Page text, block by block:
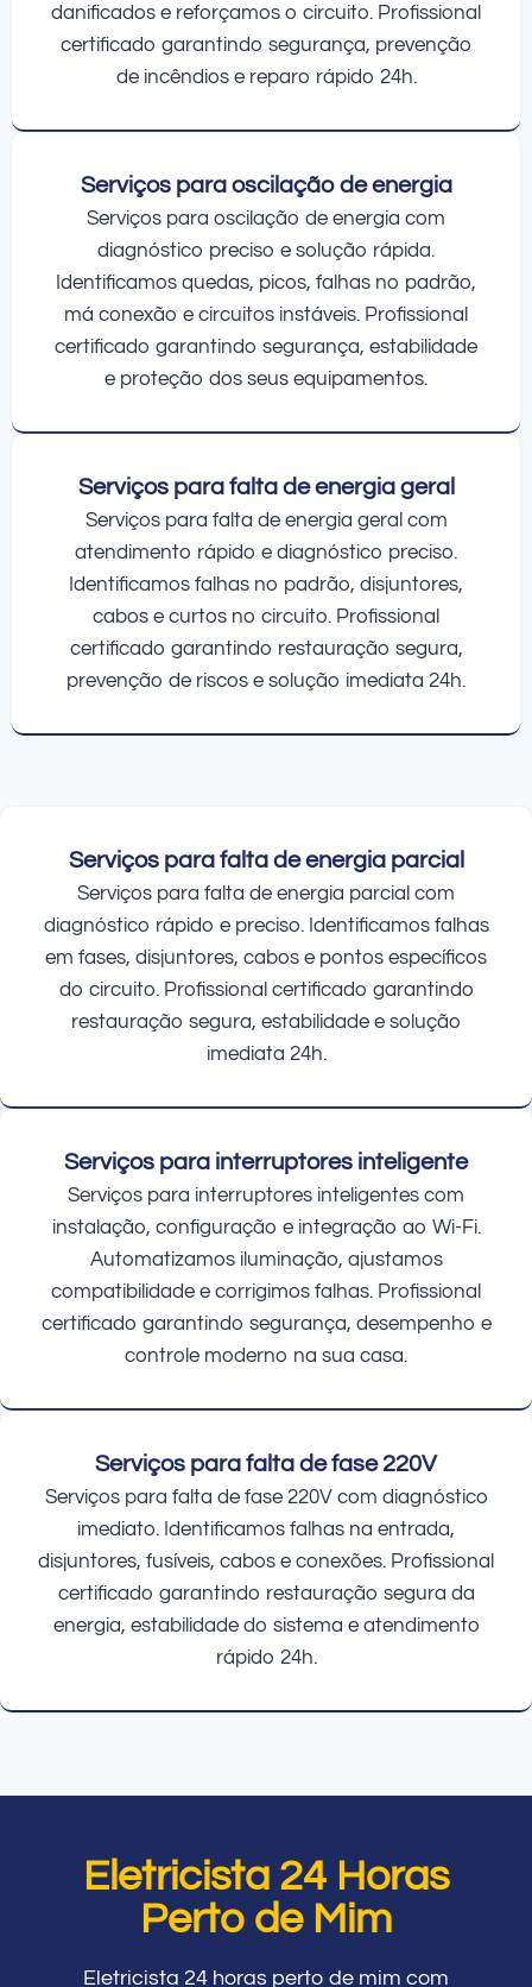
danificados e reforçamos o circuito. Profissional
certificado garantindo segurança, prevenção
de incêndios e reparo rápido 24h.
Serviços para oscilação de energia
Serviços para oscilação de energia com
diagnóstico preciso e solução rápida.
Identificamos quedas, picos, falhas no padrão,
má conexão e circuitos instáveis. Profissional
certificado garantindo segurança, estabilidade
e proteção dos seus equipamentos.
Serviços para falta de energia geral
Serviços para falta de energia geral com
atendimento rápido e diagnóstico preciso.
Identificamos falhas no padrão, disjuntores,
cabos e curtos no circuito. Profissional
certificado garantindo restauração segura,
prevenção de riscos e solução imediata 24h.
Serviços para falta de energia parcial
Serviços para falta de energia parcial com
diagnóstico rápido e preciso. Identificamos falhas
em fases, disjuntores, cabos e pontos específicos
do circuito. Profissional certificado garantindo
restauração segura, estabilidade e solução
imediata 24h.
Serviços para interruptores inteligente
Serviços para interruptores inteligentes com
instalação, configuração e integração ao Wi-Fi.
Automatizamos iluminação, ajustamos
compatibilidade e corrigimos falhas. Profissional
certificado garantindo segurança, desempenho e
controle moderno na sua casa.
Serviços para falta de fase 220V
Serviços para falta de fase 220V com diagnóstico
imediato. Identificamos falhas na entrada,
disjuntores, fusíveis, cabos e conexões. Profissional
certificado garantindo restauração segura da
energia, estabilidade do sistema e atendimento
rápido 24h.
Eletricista 24 Horas
Perto de Mim
Eletricista 24 horas perto de mim com